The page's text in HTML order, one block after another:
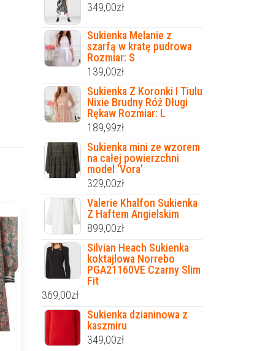
349,00zł
Sukienka Melanie z
szarfą w kratę pudrowa
Rozmiar: S
139,00zł
Sukienka Z Koronki I Tiulu
Nixie Brudny Róż Długi
Rękaw Rozmiar: L
189,99zł
Sukienka mini ze wzorem
na całej powierzchni
model ‘Vora’
329,00zł
Valerie Khalfon Sukienka
Z Haftem Angielskim
899,00zł
Silvian Heach Sukienka
koktajlowa Norrebo
PGA21160VE Czarny Slim
Fit
369,00zł
Sukienka dzianinowa z
kaszmiru
349,00zł